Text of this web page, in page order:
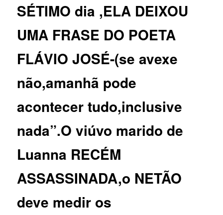
SÉTIMO dia ,ELA DEIXOU
UMA FRASE DO POETA
FLÁVIO JOSÉ-(se avexe
não,amanhã pode
acontecer tudo,inclusive
nada”.O viúvo marido de
Luanna RECÉM
ASSASSINADA,o NETÃO
deve medir os